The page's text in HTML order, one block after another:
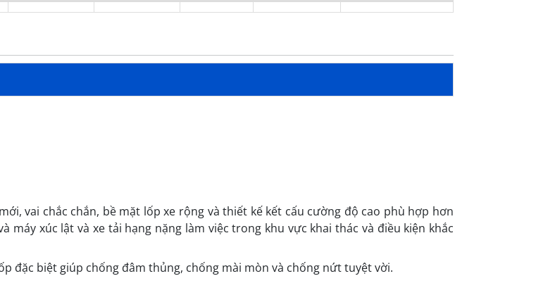
vai chắc chắn, bề mặt lốp xe rộng và thiết kế kết cấu cường độ cao phù hợp hơn
máy xúc lật và xe tải hạng nặng làm việc trong khu vực khai thác và điều kiện khắc
đặc biệt giúp chống đâm thủng, chống mài mòn và chống nứt tuyệt vời.